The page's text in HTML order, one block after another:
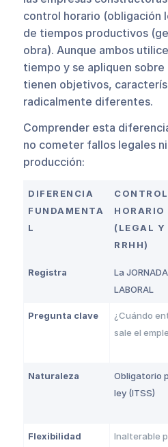
control horario (obligación
de tiempos productivos
obra). Aunque ambos
tiempo y se apliquen sobre
tienen objetivos,
radicalmente diferentes.
Comprender esta
no cometer fallos legales
producción:
DIFERENCIA
FUNDAMENTA
L
CONTROL
HORARIO
(LEGAL Y
RRHH)
Registra
La JORNADA
LABORAL
Pregunta clave
¿Cuándo
sale el
Naturaleza
Obligatorio
ley (ITSS)
Flexibilidad
Inalterable